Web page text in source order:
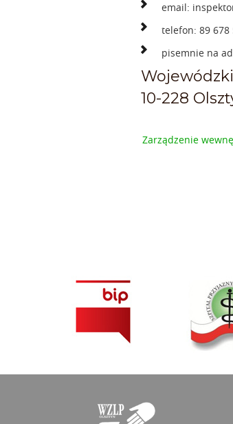
email:
telefon: 89 678
pisemnie na
10-228
Zarządzenie